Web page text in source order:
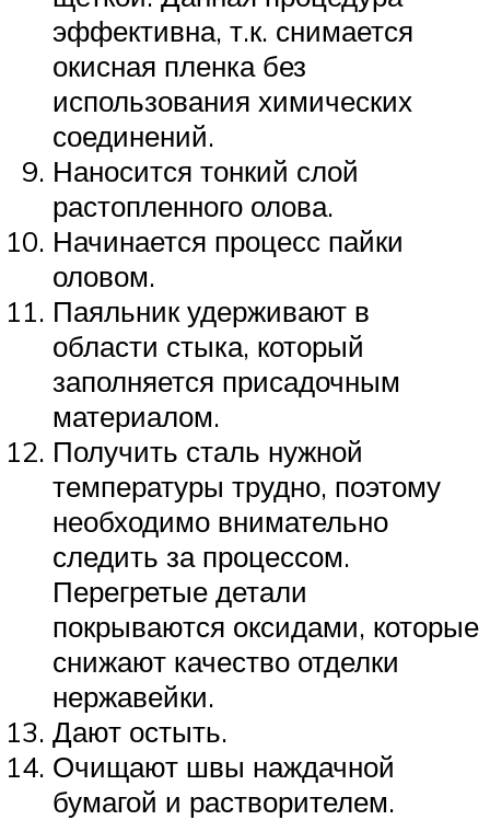
эффективна, т.к. снимается
окисная пленка без
использования химических
соединений.
Наносится тонкий слой
растопленного олова.
Начинается процесс пайки
оловом.
Паяльник удерживают в
области стыка, который
заполняется присадочным
материалом.
Получить сталь нужной
температуры трудно, поэтому
необходимо внимательно
следить за процессом.
Перегретые детали
покрываются оксидами, которые
снижают качество отделки
нержавейки.
Дают остыть.
Очищают швы наждачной
бумагой и растворителем.